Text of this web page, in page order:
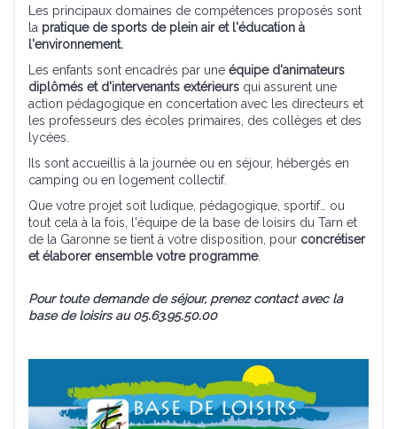
Les principaux domaines de compétences proposés sont
la pratique de sports de plein air et l'éducation à
l'environnement.
Les enfants sont encadrés par une équipe d'animateurs
diplômés et d'intervenants extérieurs qui assurent une
action pédagogique en concertation avec les directeurs et
les professeurs des écoles primaires, des collèges et des
lycées.
Ils sont accueillis à la journée ou en séjour, hébergés en
camping ou en logement collectif.
Que votre projet soit ludique, pédagogique, sportif… ou
tout cela à la fois, l'équipe de la base de loisirs du Tarn et
de la Garonne se tient à votre disposition, pour concrétiser
et élaborer ensemble votre programme.
Pour toute demande de séjour, prenez contact avec la
base de loisirs au 05.63.95.50.00